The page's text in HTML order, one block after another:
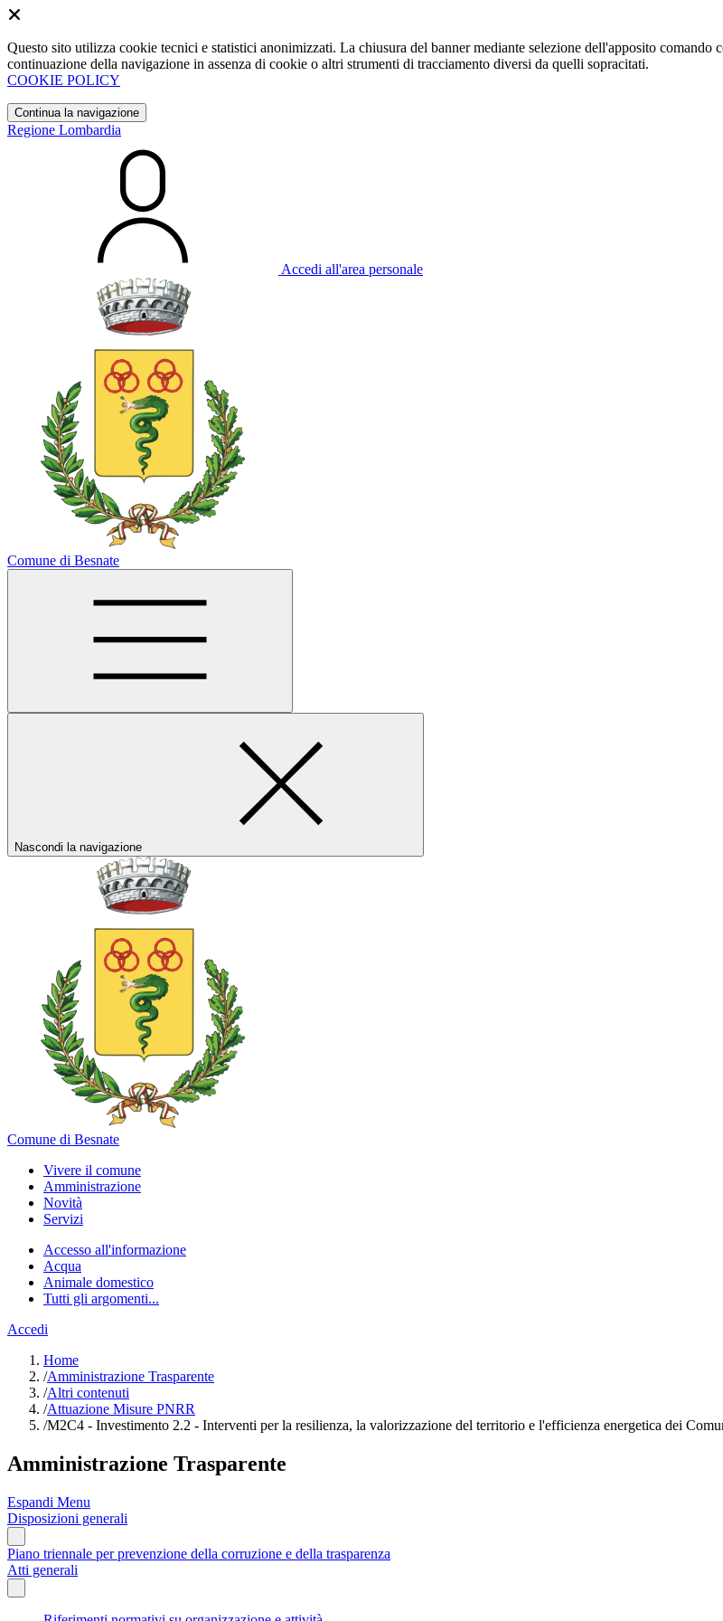
Questo sito utilizza cookie tecnici e statistici anonimizzati. La chiusura del banner mediante selezione dell'apposito
continuazione della navigazione in assenza di cookie o altri strumenti di tracciamento diversi da quelli sopracitati.
COOKIE POLICY
Continua la navigazione
Regione Lombardia
Accedi all'area personale
Comune di Besnate
Nascondi la navigazione
Comune di Besnate
Vivere il comune
Amministrazione
Novità
Servizi
Accesso all'informazione
Acqua
Animale domestico
Tutti gli argomenti...
Accedi
Home
/Amministrazione Trasparente
/Altri contenuti
/Attuazione Misure PNRR
/M2C4 - Investimento 2.2 - Interventi per la resilienza, la valorizzazione del territorio e l'efficienza energetica dei
Amministrazione Trasparente
Espandi Menu
Disposizioni generali
Piano triennale per prevenzione della corruzione e della trasparenza
Atti generali